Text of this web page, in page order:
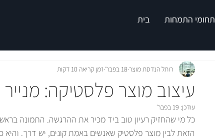
תחומי התמחות בית
עיצוב מוצר פלסטיקה:
רותל הנדסת מוצר 18 בפבר׳ זמן קריאה 10 דקות
עודכן: 19 בפבר׳
כל מי שהחזיק רעיון טוב ביד מכיר את ההרגשה. התמונה
הזאת לבין מוצר פלסטיק שאנשים באמת קונים, יש דרך.